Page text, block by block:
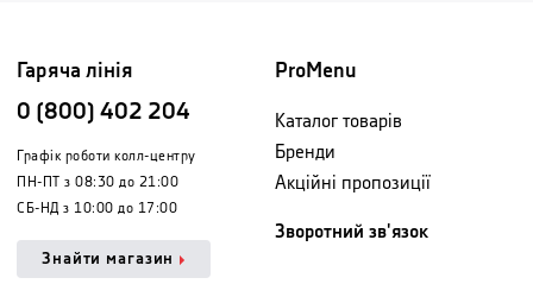
Гаряча лінія
0 (800) 402 204
Графік роботи колл-центру
ПН-ПТ з 08:30 до 21:00
СБ-НД з 10:00 до 17:00
Знайти магазин
ProMenu
Каталог товарів
Бренди
Акційні пропозиції
Зворотний зв'язок